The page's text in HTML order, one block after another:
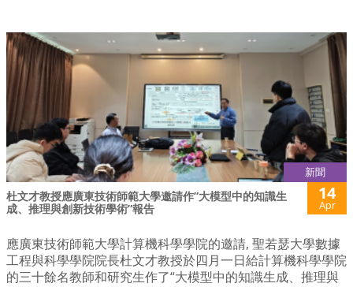
新聞
杜文才教授應廣東技術師範大學邀請作”大模型中的知識生
成、推理與創新技術學術”報告
14
Apr
應廣東技術師範大學計算機科學學院的邀請, 聖若瑟大學數據
工程與科學學院院長杜文才教授於四月一日給計算機科學學院
的三十餘名教師和研究生作了“大模型中的知識生成、推理與